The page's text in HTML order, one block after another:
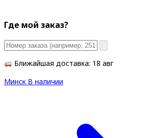
Где мой заказ?
Ближайшая доставка: 18 авг
Минск В наличии